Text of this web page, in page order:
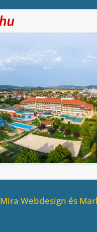
Mira Webdesign és